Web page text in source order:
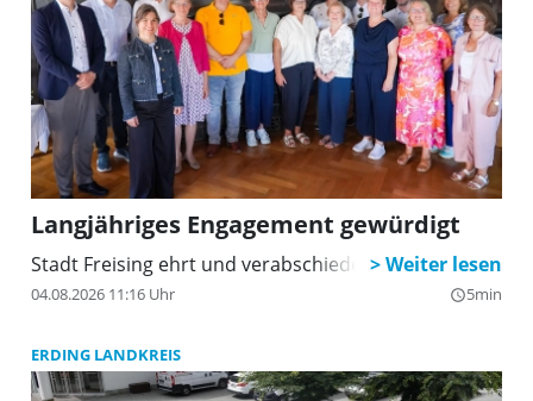
Langjähriges Engagement gewürdigt
Stadt Freising ehrt und verabschiedet Personal
04.08.2026 11:16 Uhr query_builder5min
ERDING LANDKREIS